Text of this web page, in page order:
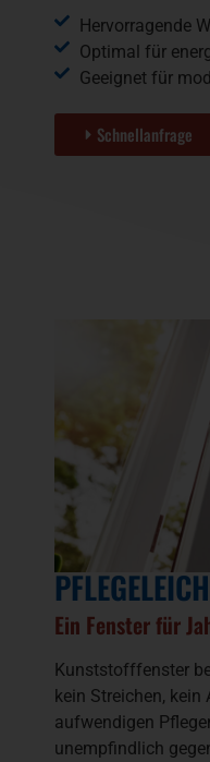
Hervorragende
Optimal für
Geeignet für
Schnellanfrage
Ein Fenster für
Kunststofffenster
kein Streichen, kein
aufwendigen
unempfindlich